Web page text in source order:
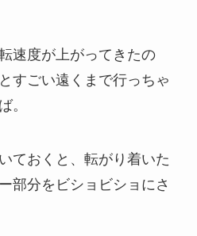
速度が上がってきたの
すごい遠くまで行っちゃ
。
ておくと、転がり着いた
部分をビショビショにさ